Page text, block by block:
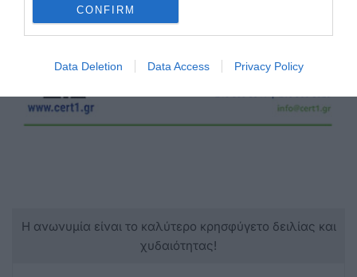
CONFIRM
Data Deletion Data Access Privacy Policy
Η ανωνυμία είναι το καλύτερο κρησφύγετο δειλίας και
χυδαιότητας!